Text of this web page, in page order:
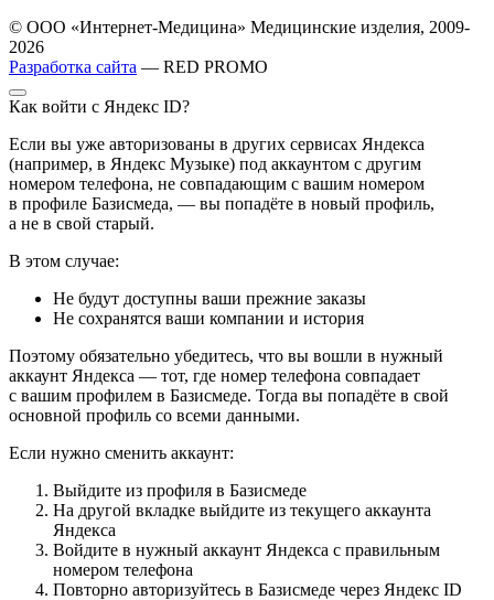
© ООО «Интернет-Медицина» Медицинские изделия, 2009-
2026
Разработка сайта — RED PROMO
Как войти с Яндекс ID?
Если вы уже авторизованы в других сервисах Яндекса
(например, в Яндекс Музыке) под аккаунтом с другим
номером телефона, не совпадающим с вашим номером
в профиле Базисмеда, — вы попадёте в новый профиль,
а не в свой старый.
В этом случае:
Не будут доступны ваши прежние заказы
Не сохранятся ваши компании и история
Поэтому обязательно убедитесь, что вы вошли в нужный
аккаунт Яндекса — тот, где номер телефона совпадает
с вашим профилем в Базисмеде. Тогда вы попадёте в свой
основной профиль со всеми данными.
Если нужно сменить аккаунт:
Выйдите из профиля в Базисмеде
На другой вкладке выйдите из текущего аккаунта
Яндекса
Войдите в нужный аккаунт Яндекса с правильным
номером телефона
Повторно авторизуйтесь в Базисмеде через Яндекс ID